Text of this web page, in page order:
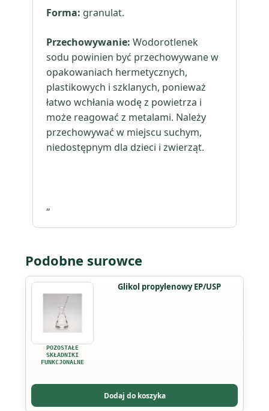
Forma: granulat.
Przechowywanie: Wodorotlenek
sodu powinien być przechowywane w
opakowaniach hermetycznych,
plastikowych i szklanych, ponieważ
łatwo wchłania wodę z powietrza i
może reagować z metalami. Należy
przechowywać w miejscu suchym,
niedostępnym dla dzieci i zwierząt.
„
Podobne surowce
POZOSTAŁE
SKŁADNIKI
FUNKCJONALNE
Glikol propylenowy EP/USP
Dodaj do koszyka
Ten
produkt
wariantów.
Opcje
wybrać
na